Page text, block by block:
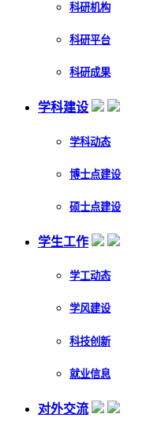
科研机构
科研平台
科研成果
学科建设
学科动态
博士点建设
硕士点建设
学生工作
学工动态
学风建设
科技创新
就业信息
对外交流